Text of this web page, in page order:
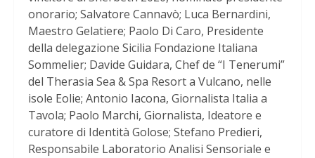
onorario; Salvatore Cannavò; Luca Bernardini,
Maestro Gelatiere; Paolo Di Caro, Presidente
della delegazione Sicilia Fondazione Italiana
Sommelier; Davide Guidara, Chef de “I Tenerumi”
del Therasia Sea & Spa Resort a Vulcano, nelle
isole Eolie; Antonio Iacona, Giornalista Italia a
Tavola; Paolo Marchi, Giornalista, Ideatore e
curatore di Identità Golose; Stefano Predieri,
Responsabile Laboratorio Analisi Sensoriale e